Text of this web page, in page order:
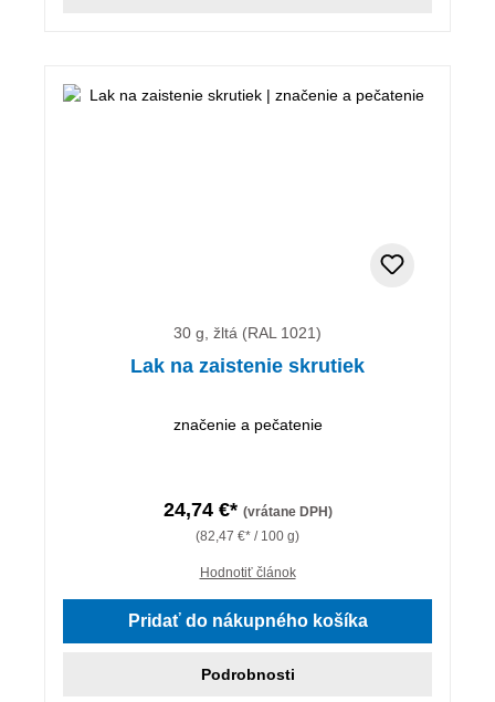
30 g, žltá (RAL 1021)
Lak na zaistenie skrutiek
značenie a pečatenie
24,74 €* (vrátane DPH)
(82,47 €* / 100 g)
Hodnotiť článok
Pridať do nákupného košíka
Podrobnosti